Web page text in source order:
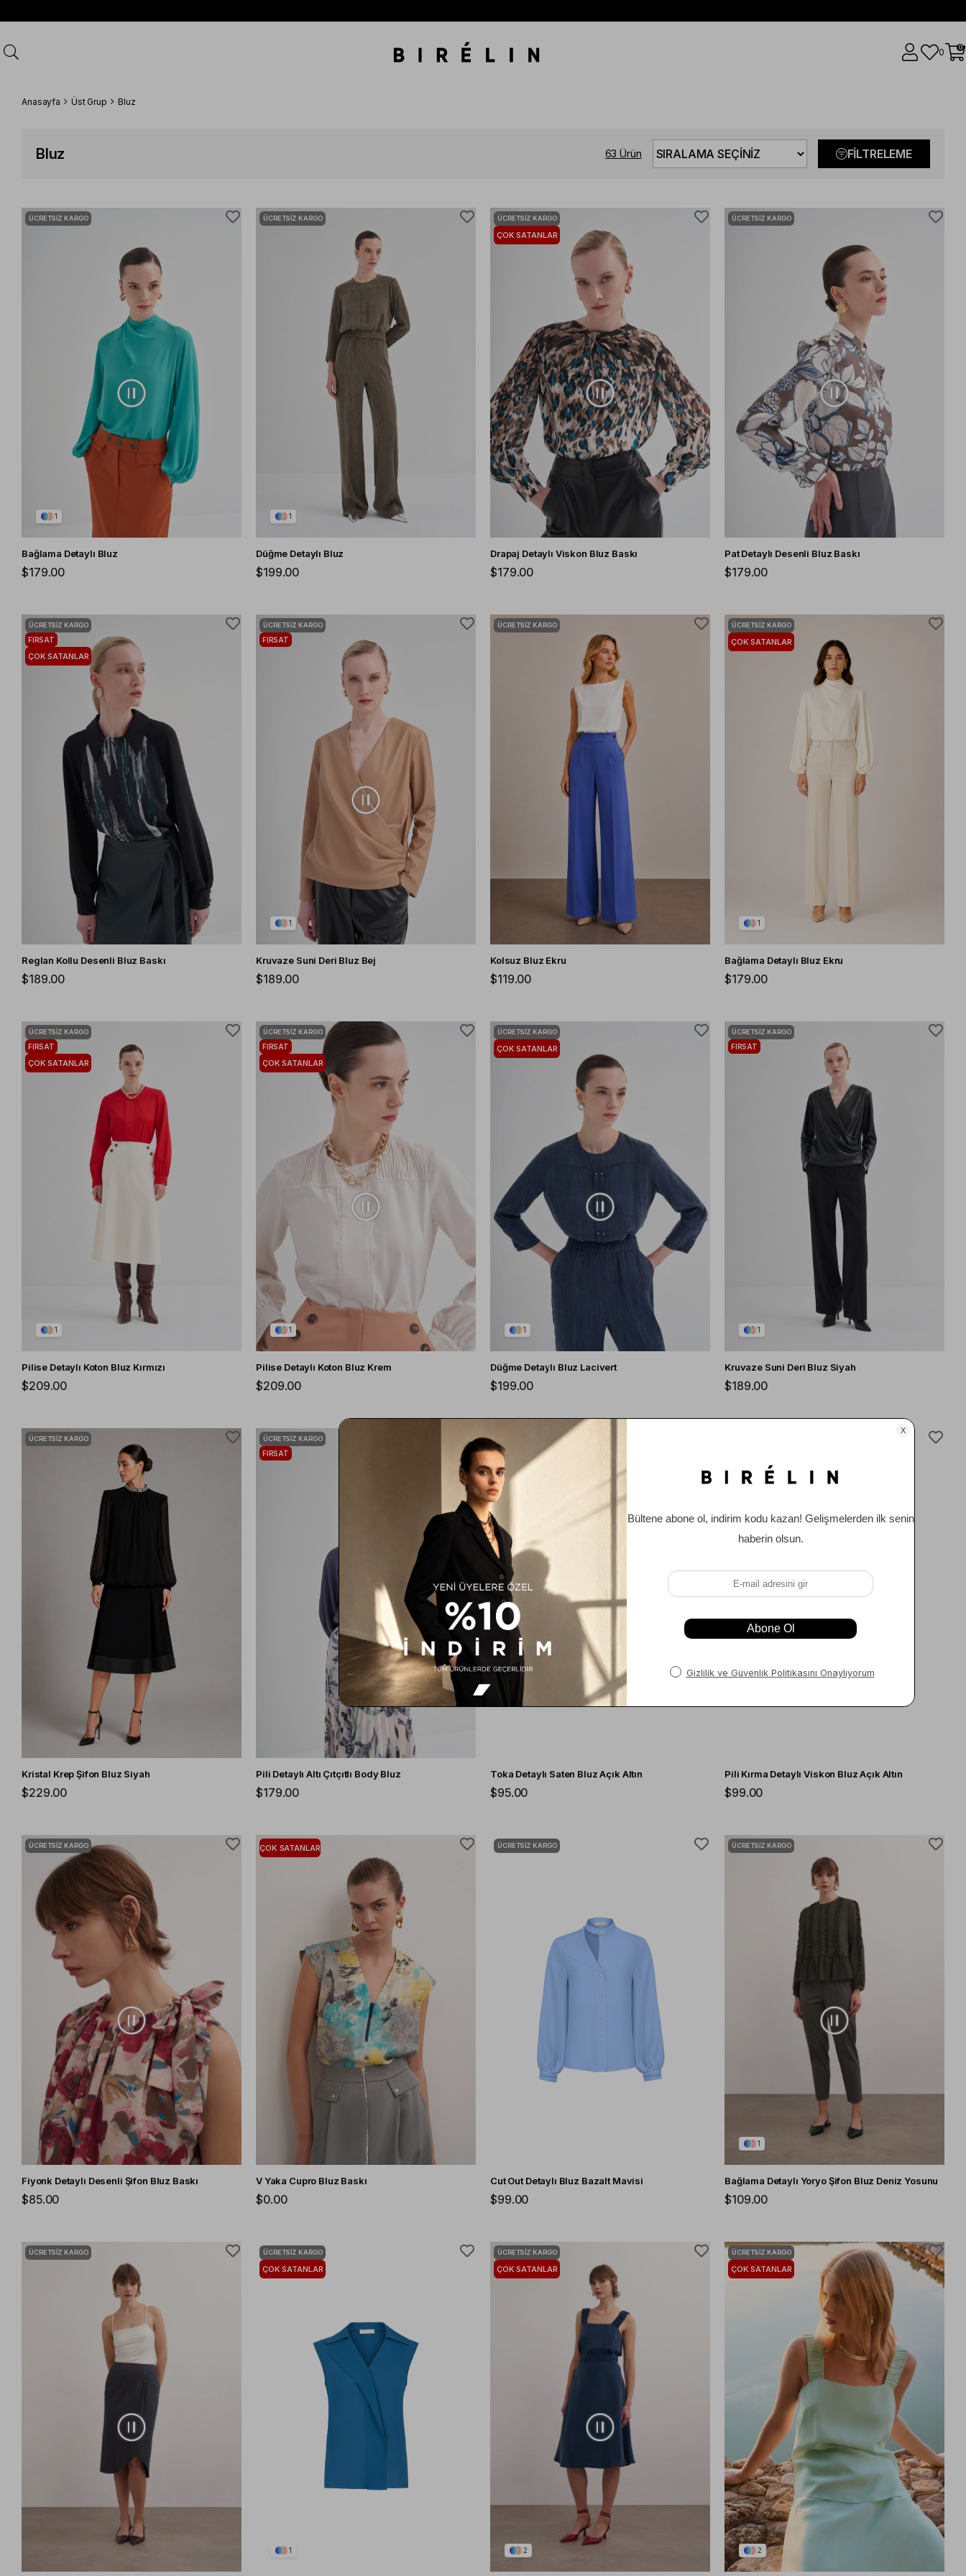
0 0
Anasayfa Üst Grup Bluz
Bluz 63 Ürün FILTRELEME
1
Bağlama Detaylı Bluz
$179.00
ÜCRETSIZ KARGO
1
Düğme Detaylı Bluz
$199.00
ÜCRETSIZ KARGO
Drapaj Detaylı Viskon Bluz Baskı
$179.00
ÜCRETSIZ KARGO
ÇOK SATANLAR
Pat Detaylı Desenli Bluz Baskı
$179.00
ÜCRETSIZ KARGO
Reglan Kollu Desenli Bluz Baskı
$189.00
ÜCRETSIZ KARGO
FIRSAT
ÜRÜNÜ
ÇOK SATANLAR
1
Kruvaze Suni Deri Bluz Bej
$189.00
ÜCRETSIZ KARGO
FIRSAT
Kolsuz Bluz Ekru
$119.00
ÜCRETSIZ KARGO
1
Bağlama Detaylı Bluz Ekru
$179.00
ÜCRETSIZ KARGO
ÇOK SATANLAR
1
Pilise Detaylı Koton Bluz Kırmızı
$209.00
ÜCRETSIZ KARGO
FIRSAT
ÜRÜNÜ
ÇOK SATANLAR
1
Pilise Detaylı Koton Bluz Krem
$209.00
ÜCRETSIZ KARGO
FIRSAT
ÜRÜNÜ
ÇOK SATANLAR
1
Düğme Detaylı Bluz Lacivert
$199.00
ÜCRETSIZ KARGO
ÇOK SATANLAR
1
Kruvaze Suni Deri Bluz Siyah
$189.00
ÜCRETSIZ KARGO
FIRSAT
Kristal Krep Şifon Bluz Siyah
$229.00
ÜCRETSIZ KARGO
Pili Detaylı Altı Çıtçıtlı Body Bluz
$179.00
ÜCRETSIZ KARGO
FIRSAT
Toka Detaylı Saten Bluz Açık Altın
$95.00
ÇOK SATANLAR
Pili Kırma Detaylı Viskon Bluz Açık Altın
$99.00
Fiyonk Detaylı Desenli Şifon Bluz Baskı
$85.00
ÜCRETSIZ KARGO
V Yaka Cupro Bluz Baskı
$0.00
ÇOK SATANLAR
Cut Out Detaylı Bluz Bazalt Mavisi
$99.00
ÜCRETSIZ KARGO
1
Bağlama Detaylı Yoryo Şifon Bluz Deniz Yosunu
$109.00
ÜCRETSIZ KARGO
ÜCRETSIZ KARGO
1
ÜCRETSIZ KARGO
ÇOK SATANLAR
2
ÜCRETSIZ KARGO
ÇOK SATANLAR
2
ÜCRETSIZ KARGO
ÇOK SATANLAR